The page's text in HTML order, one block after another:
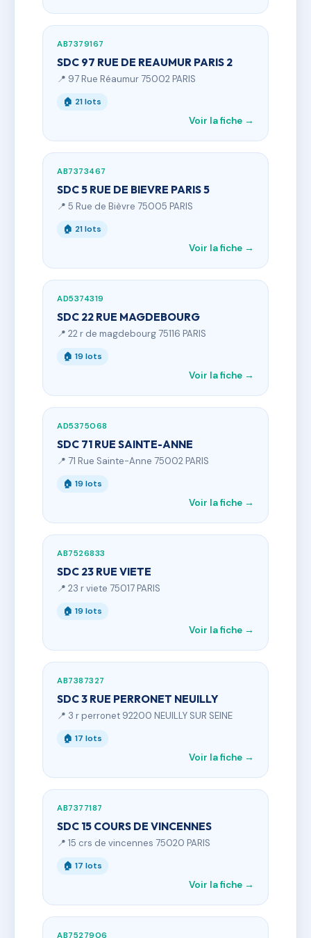
AB7379167
SDC 97 RUE DE REAUMUR PARIS 2
📍 97 Rue Réaumur 75002 PARIS
🏠 21 lots
Voir la fiche →
AB7373467
SDC 5 RUE DE BIEVRE PARIS 5
📍 5 Rue de Bièvre 75005 PARIS
🏠 21 lots
Voir la fiche →
AD5374319
SDC 22 RUE MAGDEBOURG
📍 22 r de magdebourg 75116 PARIS
🏠 19 lots
Voir la fiche →
AD5375068
SDC 71 RUE SAINTE-ANNE
📍 71 Rue Sainte-Anne 75002 PARIS
🏠 19 lots
Voir la fiche →
AB7526833
SDC 23 RUE VIETE
📍 23 r viete 75017 PARIS
🏠 19 lots
Voir la fiche →
AB7387327
SDC 3 RUE PERRONET NEUILLY
📍 3 r perronet 92200 NEUILLY SUR SEINE
🏠 17 lots
Voir la fiche →
AB7377187
SDC 15 COURS DE VINCENNES
📍 15 crs de vincennes 75020 PARIS
🏠 17 lots
Voir la fiche →
AB7527906